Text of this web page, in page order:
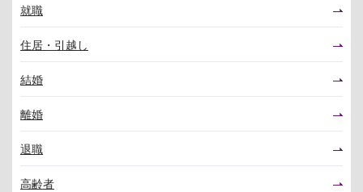
就職
住居・引越し
結婚
離婚
退職
高齢者